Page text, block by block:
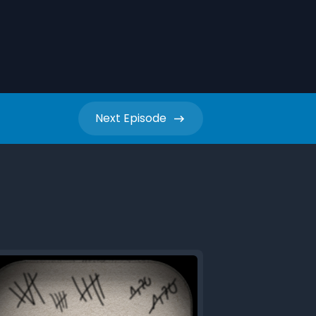
Next Episode